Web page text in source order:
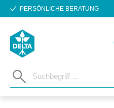
Zum Hauptinhalt springen
PERSÖNLICHE BERATUNG